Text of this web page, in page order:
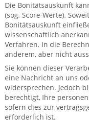
Die Bonitätsauskunft
(sog. Score-Werte).
Bonitätsauskunft
wissenschaftlich
Verfahren. In die
anderem, aber nicht
Sie können dieser
eine Nachricht an uns
widersprechen. Jedoch
berechtigt, Ihre
sofern dies zur
erforderlich ist.